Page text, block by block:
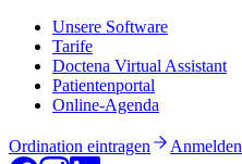
Unsere Software
Tarife
Doctena Virtual Assistant
Patientenportal
Online-Agenda
Ordination eintragen Anmelden